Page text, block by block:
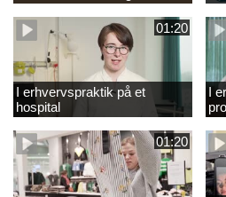
01:20
I erhvervspraktik på et
hospital
I
01:20